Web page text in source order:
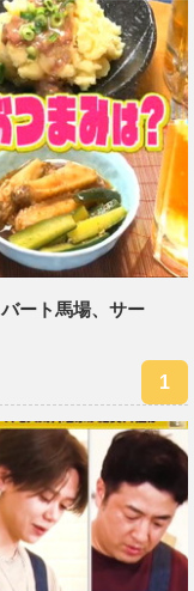
ート馬場、サー